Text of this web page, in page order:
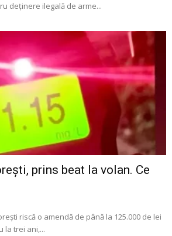
deținere ilegală de arme...
prins beat la volan. Ce
riscă o amendă de până la 125.000 de lei
la trei ani,...